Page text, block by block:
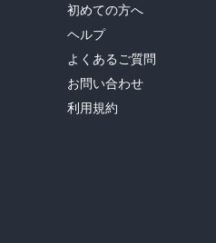
初めての方へ
ヘルプ
よくあるご質問
お問い合わせ
利用規約